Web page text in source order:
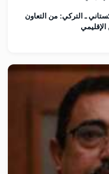
ـ التركي: من التعاون